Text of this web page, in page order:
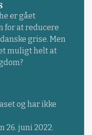
er gået
for at reducere
grise. Men
muligt helt at
og har ikke
26. juni 2022.